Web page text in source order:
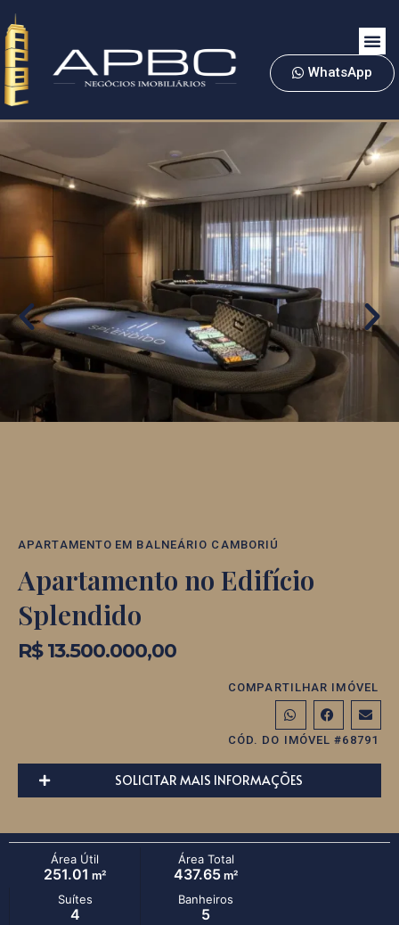
WhatsApp
APARTAMENTO EM BALNEÁRIO CAMBORIÚ
Apartamento no Edifício
Splendido
R$ 13.500.000,00
COMPARTILHAR IMÓVEL
CÓD. DO IMÓVEL #68791
SOLICITAR MAIS INFORMAÇÕES
Área Útil
251.01 m²
Área Total
437.65 m²
Suítes
4
Banheiros
5